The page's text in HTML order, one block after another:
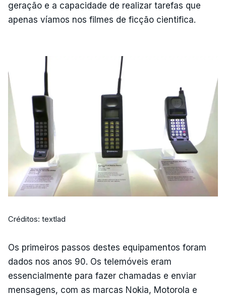
geração e a capacidade de realizar tarefas que
apenas víamos nos filmes de ficção cientifica.
Créditos: textlad
Os primeiros passos destes equipamentos foram
dados nos anos 90. Os telemóveis eram
essencialmente para fazer chamadas e enviar
mensagens, com as marcas Nokia, Motorola e